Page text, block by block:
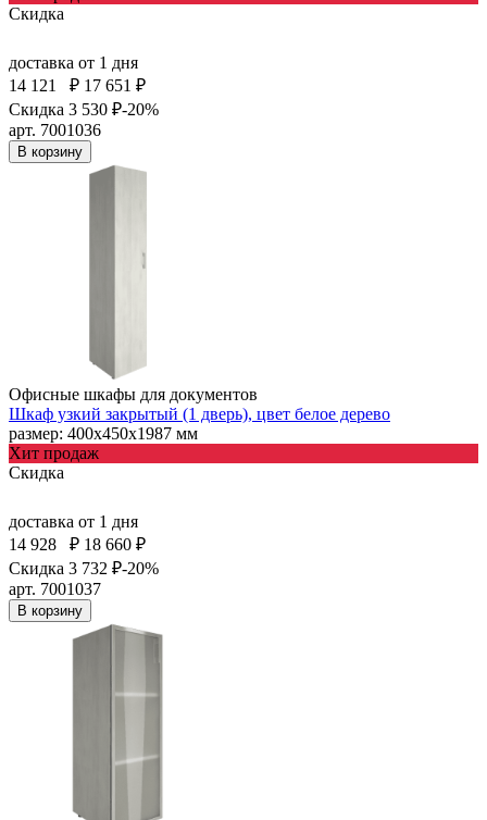
Скидка
доставка от 1 дня
14 121
₽ 17 651 ₽
Скидка 3 530 ₽-20%
арт. 7001036
В корзину
Офисные шкафы для документов
Шкаф узкий закрытый (1 дверь), цвет белое дерево
размер: 400х450х1987 мм
Хит продаж
Скидка
доставка от 1 дня
14 928
₽ 18 660 ₽
Скидка 3 732 ₽-20%
арт. 7001037
В корзину